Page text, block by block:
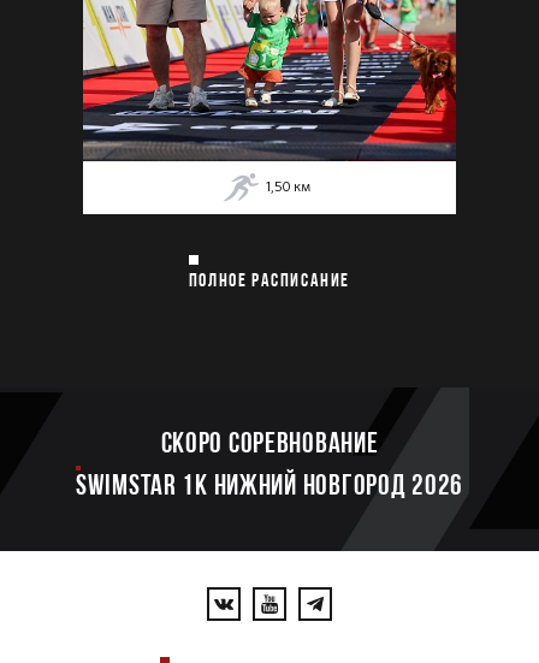
1,50 км
ПОЛНОЕ РАСПИСАНИЕ
Скоро соревнование
SWIMSTAR 1K НИЖНИЙ НОВГОРОД 2026